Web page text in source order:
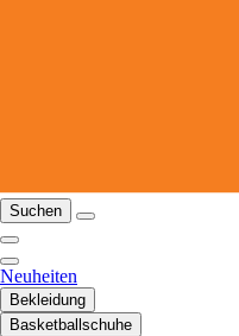
Suchen
Neuheiten
Bekleidung
Basketballschuhe